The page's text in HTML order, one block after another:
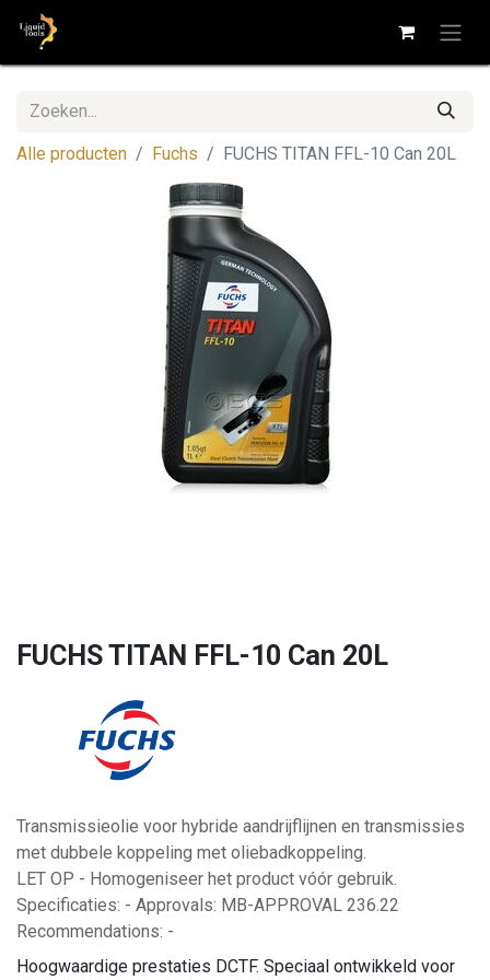
Alle producten Fuchs FUCHS TITAN FFL-10 Can 20L
FUCHS TITAN FFL-10 Can 20L
Transmissieolie voor hybride aandrijflijnen en transmissies
met dubbele koppeling met oliebadkoppeling.
LET OP - Homogeniseer het product vóór gebruik.
Specificaties: - Approvals: MB-APPROVAL 236.22
Recommendations: -
Hoogwaardige prestaties DCTF. Speciaal ontwikkeld voor